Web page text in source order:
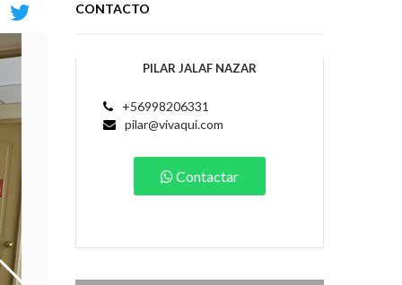
CONTACTO
PILAR JALAF NAZAR
+56998206331
pilar@vivaqui.com
Contactar